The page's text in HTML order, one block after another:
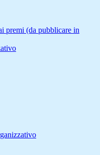
premi (da pubblicare in